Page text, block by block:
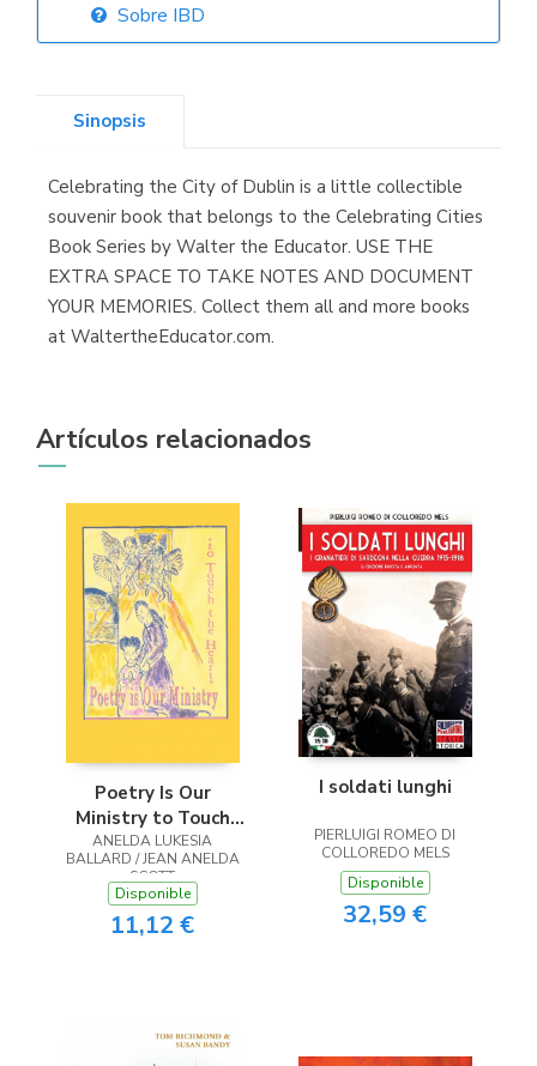
Librería Elías
Librería Kolima
(Madrid)
Librería Proteo
Sobre IBD
Sinopsis
Celebrating the City of Dublin is a little collectible
souvenir book that belongs to the Celebrating Cities
Book Series by Walter the Educator. USE THE
EXTRA SPACE TO TAKE NOTES AND DOCUMENT
YOUR MEMORIES. Collect them all and more books
at WaltertheEducator.com.
Artículos relacionados
Poetry Is Our
Ministry to Touch
the Heart
ANELDA LUKESIA
BALLARD / JEAN ANELDA
SCOTT
Disponible
11,12 €
I soldati lunghi
PIERLUIGI ROMEO DI
COLLOREDO MELS
Disponible
32,59 €